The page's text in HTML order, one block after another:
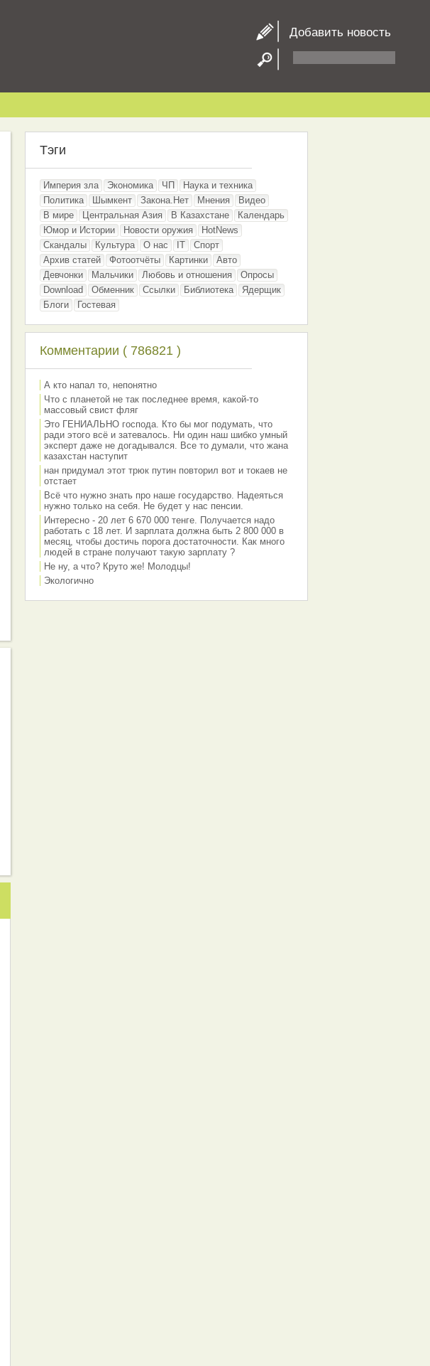
Добавить новость
Тэги
Империя зла Экономика ЧП
Наука и техника
Политика
Шымкент Закона.Нет Мнения
Видео
В мире
Центральная Азия В Казахстане
Календарь
Юмор и Истории
Новости оружия
HotNews
Скандалы
Культура О нас IT
Спорт
Архив статей
Фотоотчёты Картинки
Авто
Девчонки
Мальчики Любовь и отношения
Опросы
Download
Обменник Ссылки Библиотека
Ядерщик
Блоги
Гостевая
Комментарии ( 786821 )
А кто напал то, непонятно
Что с планетой не так последнее время, какой-то
массовый свист фляг
Это ГЕНИАЛЬНО господа. Кто бы мог подумать, что
ради этого всё и затевалось. Ни один наш шибко умный
эксперт даже не догадывался. Все то думали, что жана
казахстан наступит
нан придумал этот трюк путин повторил вот и токаев не
отстает
Всё что нужно знать про наше государство. Надеяться
нужно только на себя. Не будет у нас пенсии.
Интересно - 20 лет 6 670 000 тенге. Получается надо
работать с 18 лет. И зарплата должна быть 2 800 000 в
месяц, чтобы достичь порога достаточности. Как много
людей в стране получают такую зарплату ?
Не ну, а что? Круто же! Молодцы!
Экологично